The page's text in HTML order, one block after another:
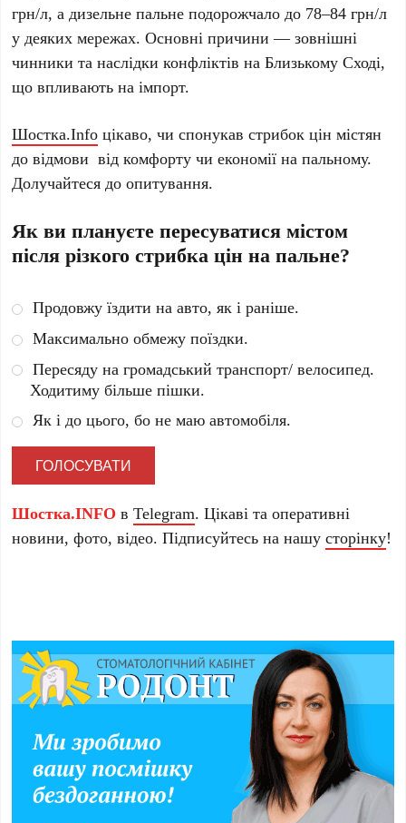
грн/л, а дизельне пальне подорожчало до 78–84 грн/л
у деяких мережах. Основні причини — зовнішні
чинники та наслідки конфліктів на Близькому Сході,
що впливають на імпорт.
Шостка.Info цікаво, чи спонукав стрибок цін містян
до відмови від комфорту чи економії на пальному.
Долучайтеся до опитування.
Як ви плануєте пересуватися містом
після різкого стрибка цін на пальне?
Продовжу їздити на авто, як і раніше.
Максимально обмежу поїздки.
Пересяду на громадський транспорт/ велосипед.
Ходитиму більше пішки.
Як і до цього, бо не маю автомобіля.
Шостка.INFO вTelegram. Цікаві та оперативні
новини, фото, відео. Підписуйтесь на нашусторінку!